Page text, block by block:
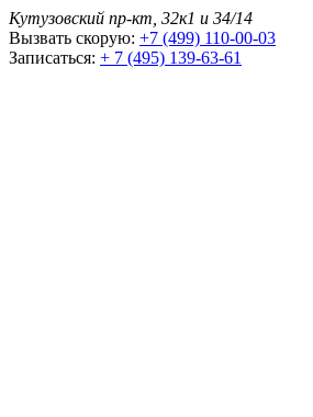
Кутузовский пр-кт, 32к1 и 34/14
Вызвать скорую: +7 (499) 110-00-03
Записаться: + 7 (495) 139-63-61